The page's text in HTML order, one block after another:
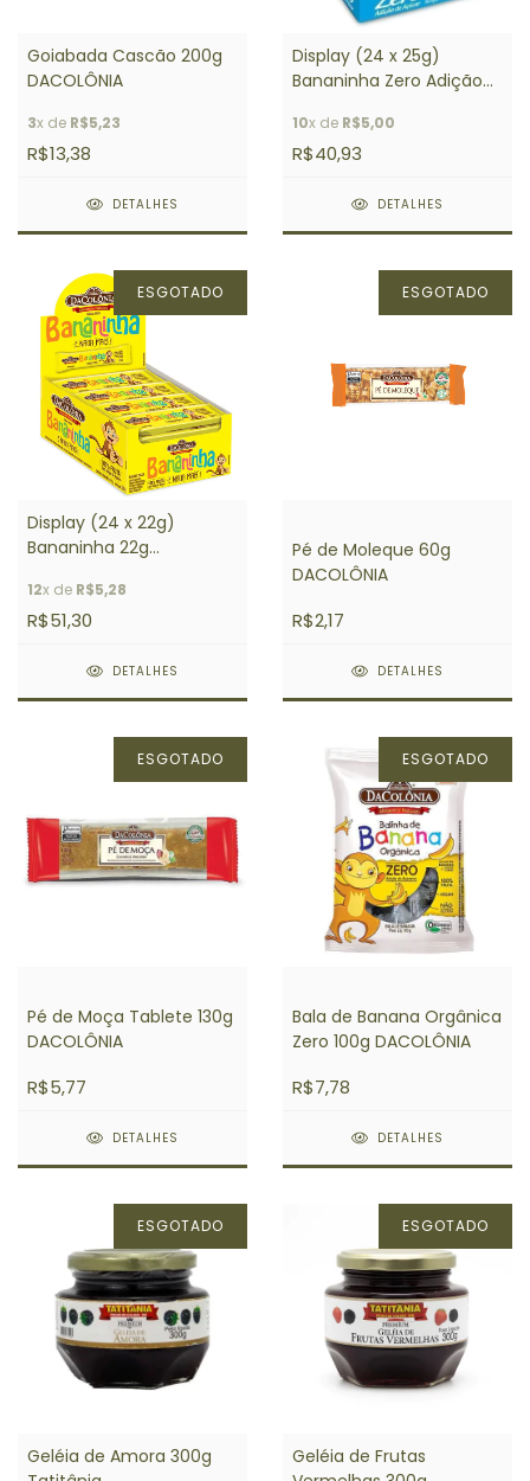
Goiabada Cascão 200g
DACOLÔNIA
3x de R$5,23
R$13,38
DETALHES
Display (24 x 25g)
Bananinha Zero Adição
DACOLÔNIA
10x de R$5,00
R$40,93
DETALHES
ESGOTADO
Display (24 x 22g)
Bananinha 22g
12x de R$5,28
R$51,30
DETALHES
ESGOTADO
Pé de Moleque 60g
DACOLÔNIA
R$2,17
DETALHES
ESGOTADO
Pé de Moça Tablete 130g
DACOLÔNIA
R$5,77
DETALHES
ESGOTADO
Bala de Banana Orgânica
Zero 100g DACOLÔNIA
R$7,78
DETALHES
ESGOTADO
Geléia de Amora 300g
ESGOTADO
Geléia de Frutas